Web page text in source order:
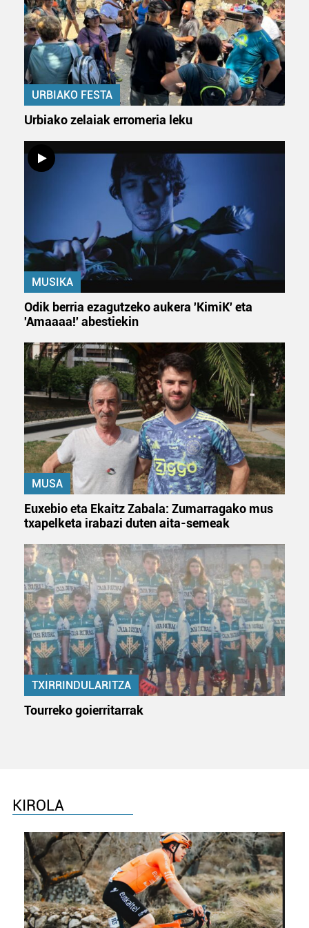
URBIAKO FESTA
Urbiako zelaiak erromeria leku
MUSIKA
Odik berria ezagutzeko aukera 'KimiK' eta
'Amaaaa!' abestiekin
MUSA
Euxebio eta Ekaitz Zabala: Zumarragako mus
txapelketa irabazi duten aita-semeak
TXIRRINDULARITZA
Tourreko goierritarrak
KIROLA